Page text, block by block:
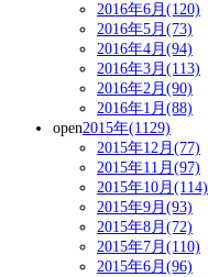
2016年6月(120)
2016年5月(73)
2016年4月(94)
2016年3月(113)
2016年2月(90)
2016年1月(88)
open2015年(1129)
2015年12月(77)
2015年11月(97)
2015年10月(114)
2015年9月(93)
2015年8月(72)
2015年7月(110)
2015年6月(96)